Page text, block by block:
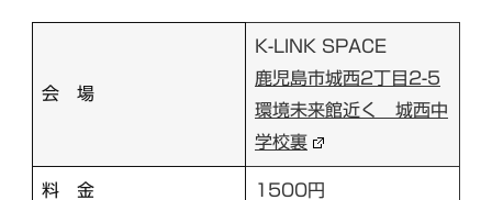
会 場
K-LINK SPACE
鹿児島市城西2丁目2-5
環境未来館近く 城西中
学校裏
料 金 1500円